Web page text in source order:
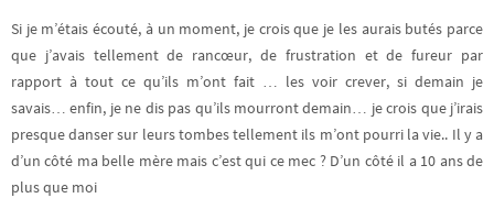
Si je m’étais écouté, à un moment, je crois que je les aurais butés parce
que j’avais tellement de rancœur, de frustration et de fureur par
rapport à tout ce qu’ils m’ont fait … les voir crever, si demain je
savais… enfin, je ne dis pas qu’ils mourront demain… je crois que j’irais
presque danser sur leurs tombes tellement ils m’ont pourri la vie.. Il y a
d’un côté ma belle mère mais c’est qui ce mec ? D’un côté il a 10 ans de
plus que moi